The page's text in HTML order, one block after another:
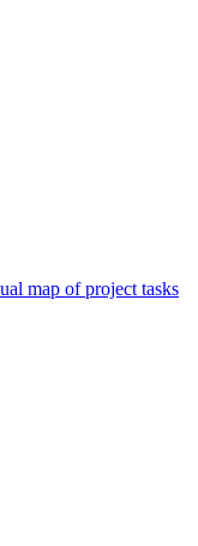
map of project tasks